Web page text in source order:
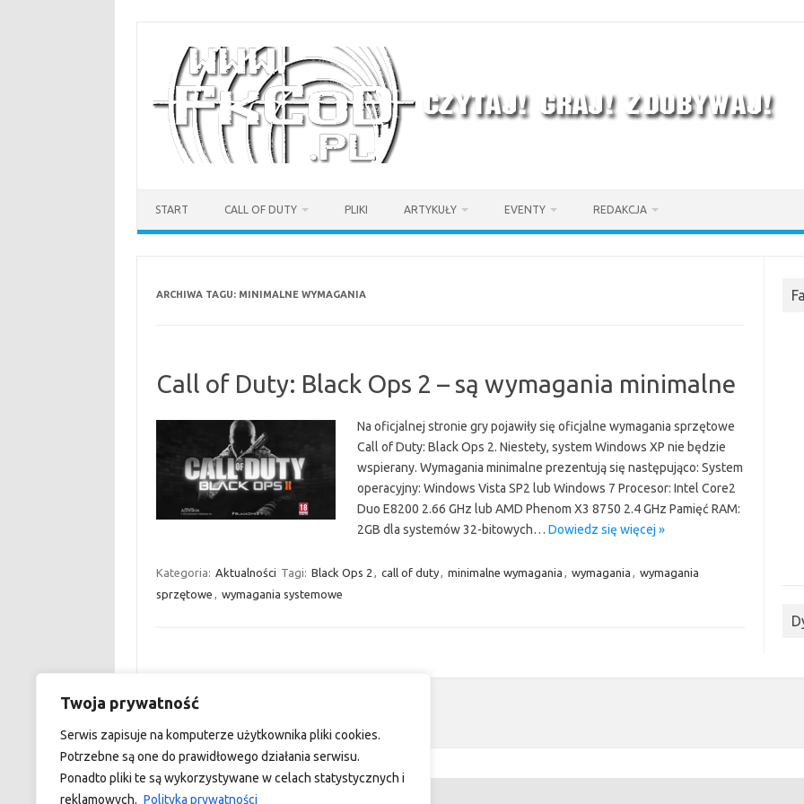
Twoja prywatność
Serwis zapisuje na komputerze użytkownika pliki cookies.
Potrzebne są one do prawidłowego działania serwisu.
Ponadto pliki te są wykorzystywane w celach statystycznych i
reklamowych. Polityka prywatności
START CALL OF DUTY PLIKI ARTYKUŁY EVENTY REDAKCJA
ARCHIWA TAGU: MINIMALNE WYMAGANIA
Call of Duty: Black Ops 2 – są wymagania minimalne
Na oficjalnej stronie gry pojawiły się oficjalne wymagania sprzętowe
Call of Duty: Black Ops 2. Niestety, system Windows XP nie będzie
wspierany. Wymagania minimalne prezentują się następująco: System
operacyjny: Windows Vista SP2 lub Windows 7 Procesor: Intel Core2
Duo E8200 2.66 GHz lub AMD Phenom X3 8750 2.4 GHz Pamięć RAM:
2GB dla systemów 32-bitowych… Dowiedz się więcej »
Kategoria: Aktualności Tagi: Black Ops 2 , call of duty, minimalne wymagania , wymagania , wymagania
sprzętowe , wymagania systemowe
custom footer text left